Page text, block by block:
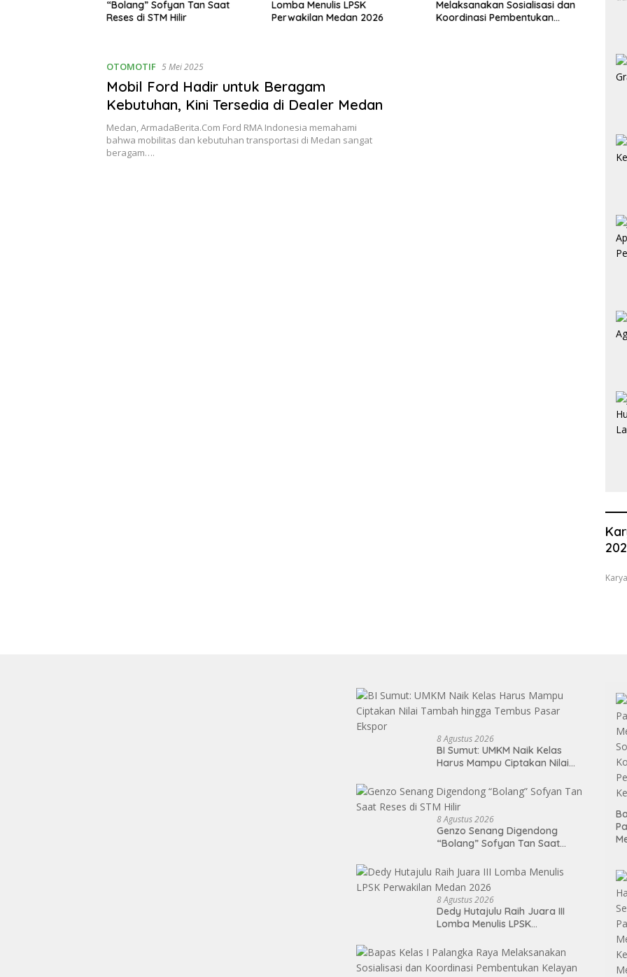
“Bolang” Sofyan Tan Saat
Reses di STM Hilir
Lomba Menulis LPSK
Perwakilan Medan 2026
Melaksanakan Sosialisasi dan
Koordinasi Pembentukan
OTOMOTIF 5 Mei 2025
Mobil Ford Hadir untuk Beragam
Kebutuhan, Kini Tersedia di Dealer Medan
Medan, ArmadaBerita.Com Ford RMA Indonesia memahami
bahwa mobilitas dan kebutuhan transportasi di Medan sangat
beragam….
8 Agustus 2026
BI Sumut: UMKM Naik Kelas
Harus Mampu Ciptakan Nilai
Ekspor
8 Agustus 2026
Genzo Senang Digendong
“Bolang” Sofyan Tan Saat
8 Agustus 2026
Dedy Hutajulu Raih Juara III
Lomba Menulis LPSK